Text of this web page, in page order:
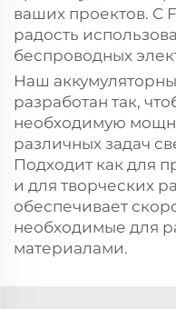
ваших проектов. С
радость
беспроводных
Наш
разработан так,
необходимую
различных задач
Подходит как для
и для творческих
обеспечивает
необходимые для
материалами.